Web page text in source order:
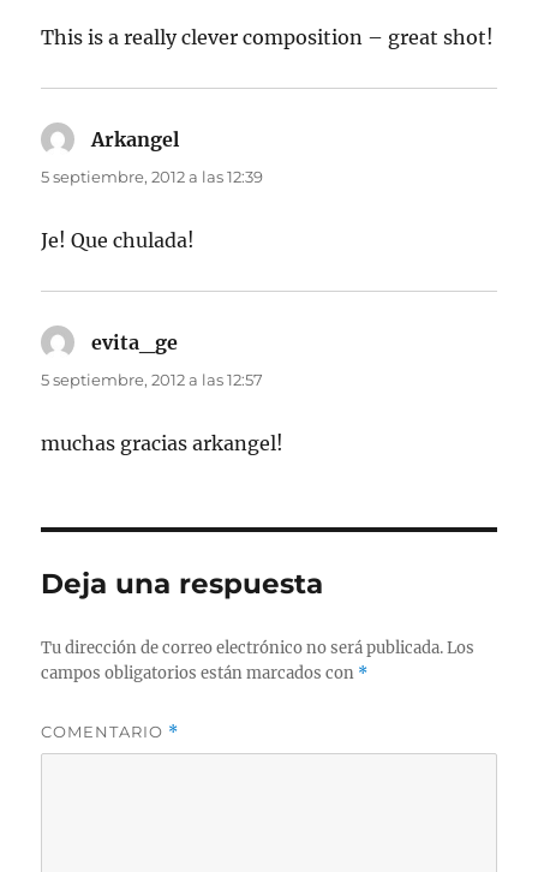
This is a really clever composition – great shot!
Arkangel
5 septiembre, 2012 a las 12:39
Je! Que chulada!
evita_ge
5 septiembre, 2012 a las 12:57
muchas gracias arkangel!
Deja una respuesta
Tu dirección de correo electrónico no será publicada. Los
campos obligatorios están marcados con *
COMENTARIO *